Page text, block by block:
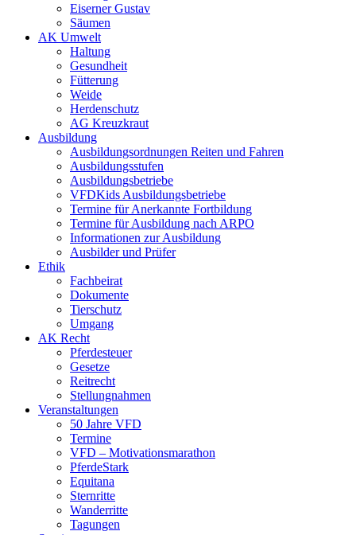
Eiserner Gustav
Säumen
AK Umwelt
Haltung
Gesundheit
Fütterung
Weide
Herdenschutz
AG Kreuzkraut
Ausbildung
Ausbildungsordnungen Reiten und Fahren
Ausbildungsstufen
Ausbildungsbetriebe
VFDKids Ausbildungsbetriebe
Termine für Anerkannte Fortbildung
Termine für Ausbildung nach ARPO
Informationen zur Ausbildung
Ausbilder und Prüfer
Ethik
Fachbeirat
Dokumente
Tierschutz
Umgang
AK Recht
Pferdesteuer
Gesetze
Reitrecht
Stellungnahmen
Veranstaltungen
50 Jahre VFD
Termine
VFD – Motivationsmarathon
PferdeStark
Equitana
Sternritte
Wanderritte
Tagungen